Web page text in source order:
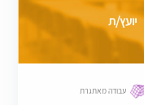
ת
עבודה מאתגרת